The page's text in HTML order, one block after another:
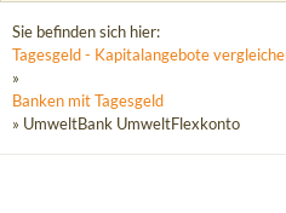
Sie befinden sich hier:
Tagesgeld - Kapitalangebote
»
Banken mit Tagesgeld
» UmweltBank UmweltFlexkonto